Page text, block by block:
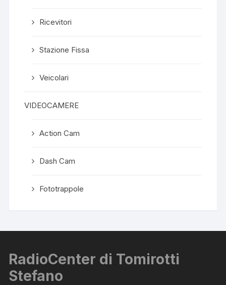
Ricevitori
Stazione Fissa
Veicolari
VIDEOCAMERE
Action Cam
Dash Cam
Fototrappole
RadioCenter di Tomirotti
Stefano